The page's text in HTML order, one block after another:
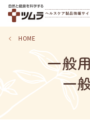
製品情報
漢方通信
漢方のある暮らし
はじめての漢方
HOME
一般
一